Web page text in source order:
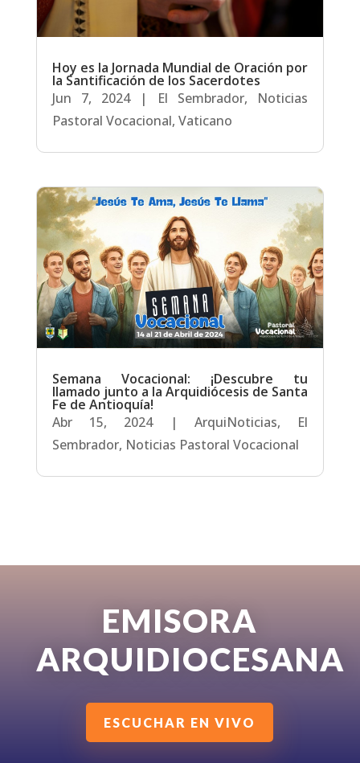
Hoy es la Jornada Mundial de Oración por
la Santificación de los Sacerdotes
Jun 7, 2024| El Sembrador, Noticias
Pastoral Vocacional, Vaticano
Semana Vocacional: ¡Descubre tu
llamado junto a la Arquidiócesis de Santa
Fe de Antioquía!
Abr 15, 2024| ArquiNoticias, El
Sembrador, Noticias Pastoral Vocacional
EMISORA
ARQUIDIOCESANA
ESCUCHAR EN VIVO